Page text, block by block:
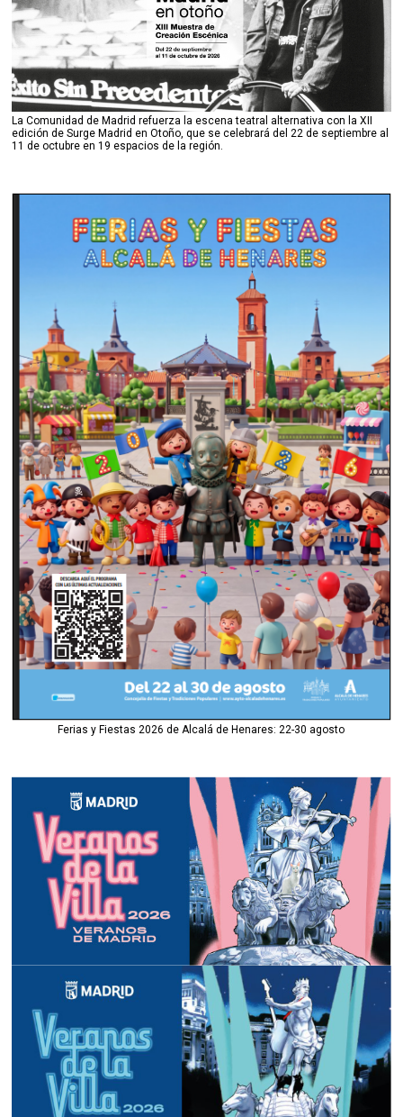
La Comunidad de Madrid refuerza la escena teatral alternativa con la XII
edición de Surge Madrid en Otoño, que se celebrará del 22 de septiembre al
11 de octubre en 19 espacios de la región.
Ferias y Fiestas 2026 de Alcalá de Henares: 22-30 agosto